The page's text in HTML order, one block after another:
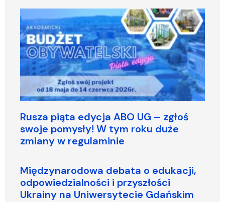
Rusza piąta edycja ABO UG – zgłoś
swoje pomysły! W tym roku duże
zmiany w regulaminie
Międzynarodowa debata o edukacji,
odpowiedzialności i przyszłości
Ukrainy na Uniwersytecie Gdańskim